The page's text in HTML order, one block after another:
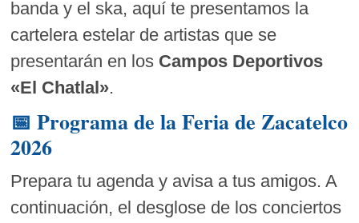
banda y el ska, aquí te presentamos la
cartelera estelar de artistas que se
presentarán en los Campos Deportivos
«El Chatlal».
📅 Programa de laFeria de Zacatelco
2026
Prepara tu agenda y avisa a tus amigos. A
continuación, el desglose de los conciertos